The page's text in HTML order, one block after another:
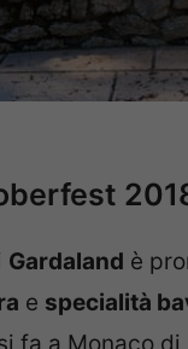
Gardaland è
e specialità
fa a Monaco